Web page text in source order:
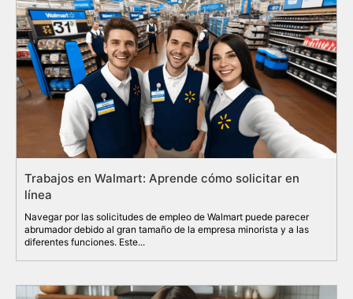
Trabajos en Walmart: Aprende cómo solicitar en
línea
Navegar por las solicitudes de empleo de Walmart puede parecer
abrumador debido al gran tamaño de la empresa minorista y a las
diferentes funciones. Este...